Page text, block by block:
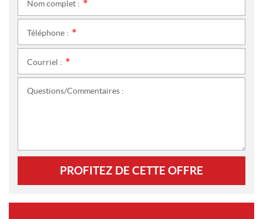
Nom complet :
Téléphone :
Courriel :
Questions/Commentaires :
PROFITEZ DE CETTE OFFRE